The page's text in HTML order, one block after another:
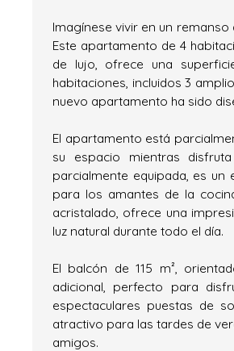
Imagínese vivir en un remanso
Este apartamento de 4
de lujo, ofrece una
habitaciones, incluidos 3
nuevo apartamento ha sido
El apartamento está
su espacio mientras
parcialmente equipada, es
para los amantes de la
acristalado, ofrece una
luz natural durante todo el día.
El balcón de 115 m²,
adicional, perfecto para
espectaculares puestas de
atractivo para las tardes de
amigos.